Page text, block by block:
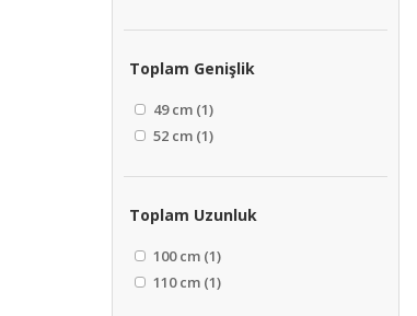
Toplam Genişlik
49 cm (1)
52 cm (1)
Toplam Uzunluk
100 cm (1)
110 cm (1)